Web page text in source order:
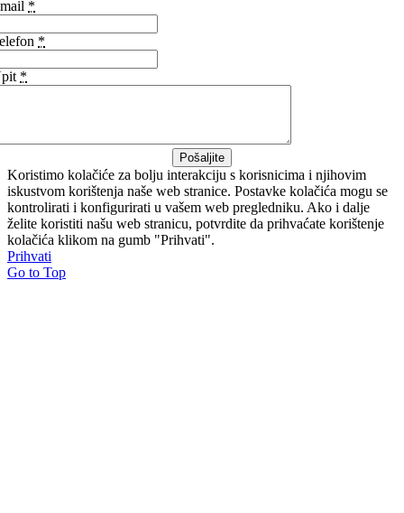
*
*
*
Pošaljite
Koristimo kolačiće za bolju interakciju s korisnicima i njihovim
iskustvom korištenja naše web stranice. Postavke kolačića mogu se
kontrolirati i konfigurirati u vašem web pregledniku. Ako i dalje
želite koristiti našu web stranicu, potvrdite da prihvaćate korištenje
kolačića klikom na gumb "Prihvati".
Prihvati
Go to Top